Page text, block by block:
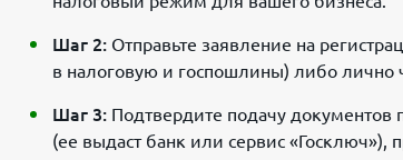
Шаг 2: Отправьте заявление на
в налоговую и госпошлины) либо
Шаг 3: Подтвердите подачу документов
(ее выдаст банк или сервис «Госключ»),